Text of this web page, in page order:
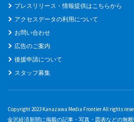
プレスリリース・情報提供はこちらから
アクセスデータの利用について
お問い合わせ
広告のご案内
後援申請について
スタッフ募集
Copyright 2023 Kanazawa Media Frontier All rights
金沢経済新聞に掲載の記事・写真・図表などの無